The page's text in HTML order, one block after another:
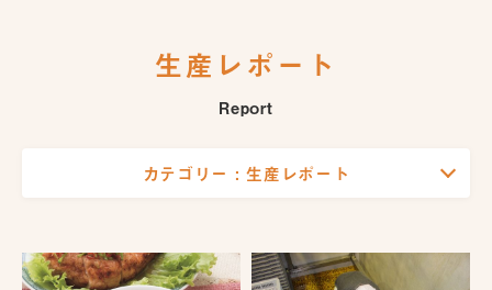
生産レポート
Report
カテゴリー :生産レポート